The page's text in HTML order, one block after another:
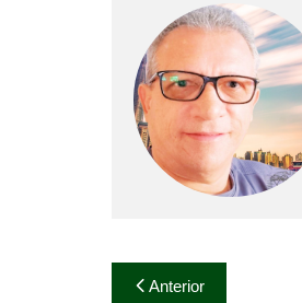
Navegação
Anterior